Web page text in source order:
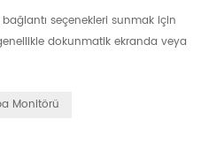
seçenekleri sunmak için
dokunmatik ekranda veya
Monitörü